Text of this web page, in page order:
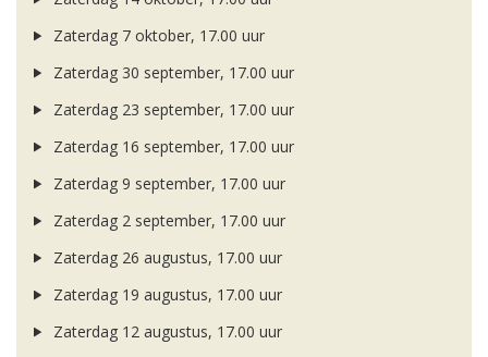
Zaterdag 7 oktober, 17.00 uur
Zaterdag 30 september, 17.00 uur
Zaterdag 23 september, 17.00 uur
Zaterdag 16 september, 17.00 uur
Zaterdag 9 september, 17.00 uur
Zaterdag 2 september, 17.00 uur
Zaterdag 26 augustus, 17.00 uur
Zaterdag 19 augustus, 17.00 uur
Zaterdag 12 augustus, 17.00 uur